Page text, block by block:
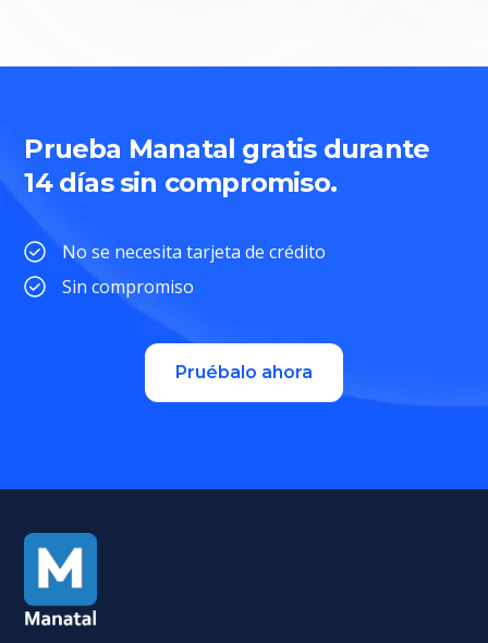
Prueba Manatal gratis durante
14 días sin compromiso.
No se necesita tarjeta de crédito
Sin compromiso
Pruébalo ahora